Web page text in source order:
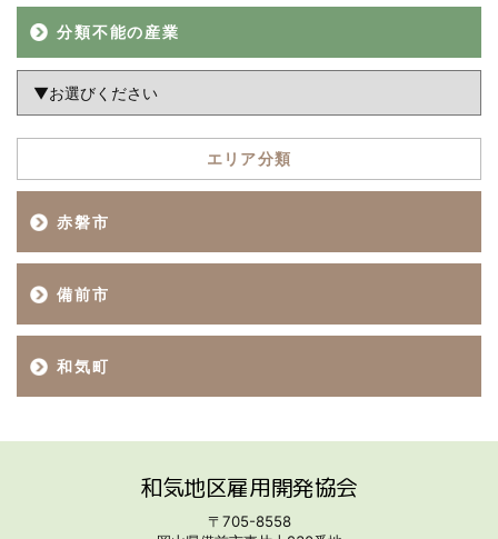
分類不能の産業
エリア分類
赤磐市
備前市
和気町
和気地区雇用開発協会
〒705-8558